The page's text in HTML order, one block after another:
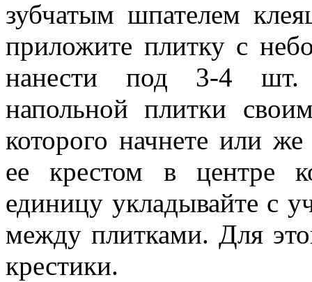
зубчатым шпателем
приложите плитку с
нанести под 3-4 шт.
напольной плитки
которого начнете или
ее крестом в центре
единицу укладывайте с
между плитками. Для
крестики.